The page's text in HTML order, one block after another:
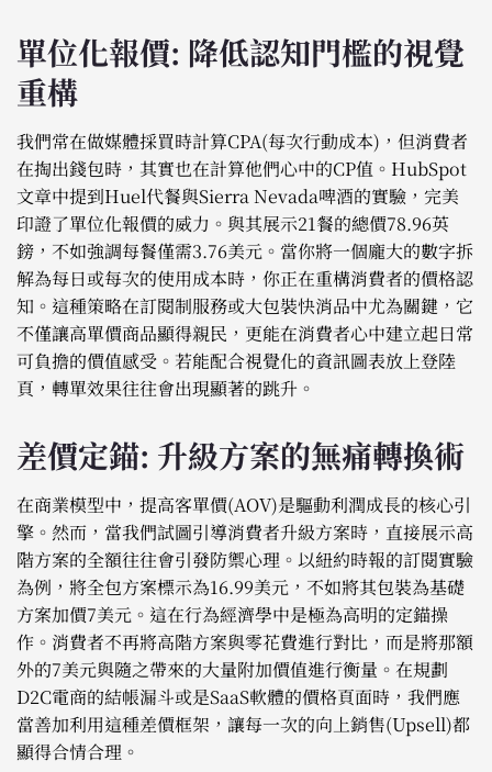
單位化報價: 降低認知門檻的視覺
重構
我們常在做媒體採買時計算CPA(每次行動成本)，但消費者
在掏出錢包時，其實也在計算他們心中的CP值。HubSpot
文章中提到Huel代餐與Sierra Nevada啤酒的實驗，完美
印證了單位化報價的威力。與其展示21餐的總價78.96英
鎊，不如強調每餐僅需3.76美元。當你將一個龐大的數字拆
解為每日或每次的使用成本時，你正在重構消費者的價格認
知。這種策略在訂閱制服務或大包裝快消品中尤為關鍵，它
不僅讓高單價商品顯得親民，更能在消費者心中建立起日常
可負擔的價值感受。若能配合視覺化的資訊圖表放上登陸
頁，轉單效果往往會出現顯著的跳升。
差價定錨: 升級方案的無痛轉換術
在商業模型中，提高客單價(AOV)是驅動利潤成長的核心引
擎。然而，當我們試圖引導消費者升級方案時，直接展示高
階方案的全額往往會引發防禦心理。以紐約時報的訂閱實驗
為例，將全包方案標示為16.99美元，不如將其包裝為基礎
方案加價7美元。這在行為經濟學中是極為高明的定錨操
作。消費者不再將高階方案與零花費進行對比，而是將那額
外的7美元與隨之帶來的大量附加價值進行衡量。在規劃
D2C電商的結帳漏斗或是SaaS軟體的價格頁面時，我們應
當善加利用這種差價框架，讓每一次的向上銷售(Upsell)都
顯得合情合理。